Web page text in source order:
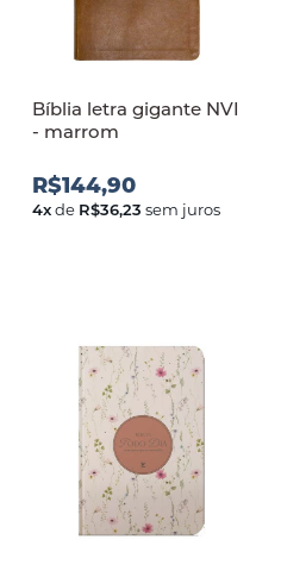
Bíblia letra gigante NVI
- marrom
R$144,90
4xde R$36,23 sem juros